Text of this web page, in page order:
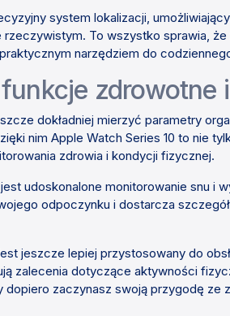
system lokalizacji,
To wszystko sprawia,
narzędziem do
zdrowotne
dokładniej mierzyć parametry
nim Apple Watch Series 10 to nie
zdrowia i kondycji fizycznej.
udoskonalone monitorowanie snu i
odpoczynku i dostarcza
jeszcze lepiej przystosowany do
zalecenia dotyczące aktywności
zaczynasz swoją przygodę ze